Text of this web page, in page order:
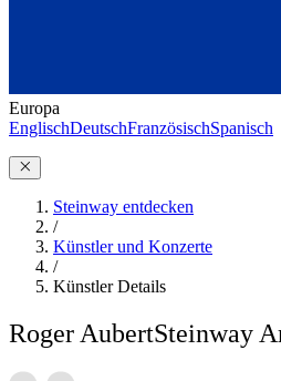
Europa
EnglischDeutschFranzösischSpanisch
Steinway entdecken
/
Künstler und Konzerte
/
Künstler Details
Roger AubertSteinway